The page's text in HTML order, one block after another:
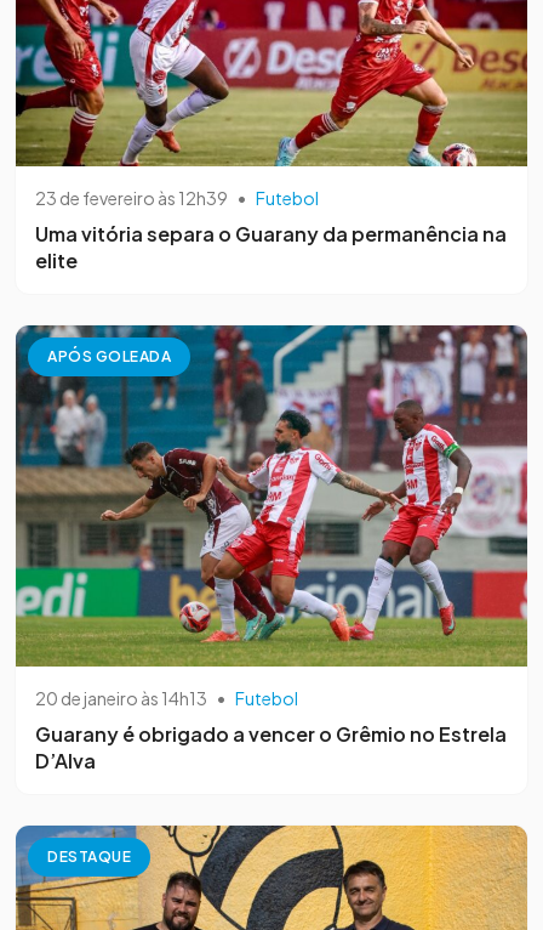
23 de fevereiro às 12h39 • Futebol
Uma vitória separa o Guarany da permanência na
elite
APÓS GOLEADA
20 de janeiro às 14h13 • Futebol
Guarany é obrigado a vencer o Grêmio no Estrela
D’Alva
DESTAQUE